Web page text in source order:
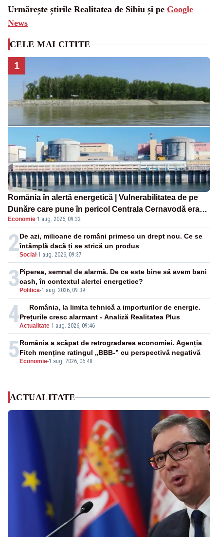
Urmărește știrile Realitatea de Sibiu și pe Google
News
CELE MAI CITITE
1
România în alertă energetică | Vulnerabilitatea de pe
Dunăre care pune în pericol Centrala Cernavodă era
cunoscută de pe vremea lui Ceaușescu
Economie·1 aug. 2026, 09:32
2Social -1 aug. 2026, 09:37
De azi, milioane de români primesc un drept nou. Ce se
întâmplă dacă ți se strică un produs
3 Politica-1 aug. 2026, 09:39
Piperea, semnal de alarmă. De ce este bine să avem bani
cash, în contextul alertei energetice?
4Actualitate-1 aug. 2026, 09:46
România, la limita tehnică a importurilor de energie.
Prețurile cresc alarmant - Analiză Realitatea Plus
5 Economie-1 aug. 2026, 06:48
România a scăpat de retrogradarea economiei. Agenția
Fitch menține ratingul „BBB-” cu perspectivă negativă
ACTUALITATE